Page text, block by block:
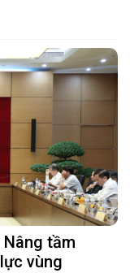
Nâng tầm
vùng